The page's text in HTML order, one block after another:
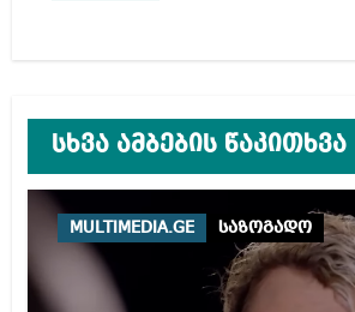
სხვა ამბების წაკითხვა
MULTIMEDIA.GE საზოგადო